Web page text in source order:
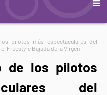
pilotos más espectaculares del
Freestyle Bajada de la Virgen
de los pilotos
del